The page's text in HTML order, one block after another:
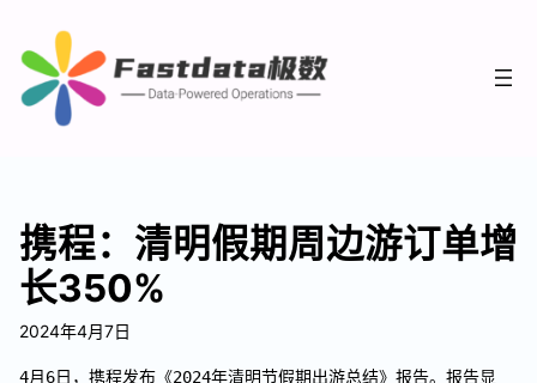
携程：清明假期周边游订单增
长350%
2024年4月7日
4月6日，携程发布《2024年清明节假期出游总结》报告。报告显